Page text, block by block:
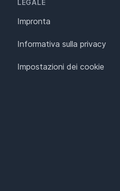
LEGALE
Impronta
Informativa sulla privacy
Impostazioni dei cookie